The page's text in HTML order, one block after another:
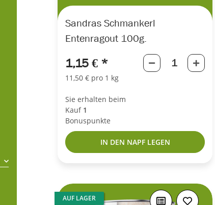
Sandras Schmankerl
Entenragout 100g.
1,15 € *
11,50 € pro 1 kg
Sie erhalten beim
Kauf 1
Bonuspunkte
IN DEN NAPF LEGEN
AUF LAGER